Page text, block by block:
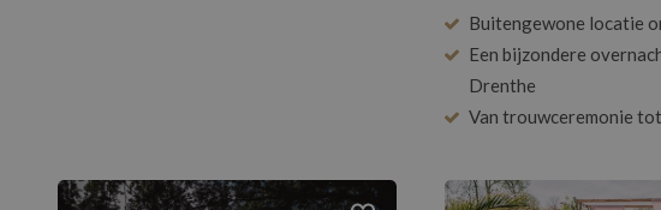
Buitengewone locatie
Een bijzondere
Drenthe
Van trouwceremonie